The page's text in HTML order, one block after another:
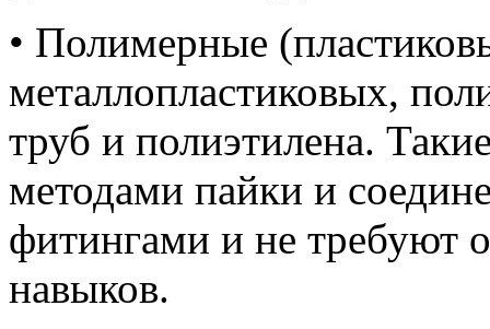
• Полимерные
металлопластиковых,
труб и полиэтилена.
методами пайки и
фитингами и не требуют
навыков.